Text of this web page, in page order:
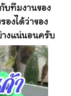
บทีมงานของ
องได้ว่าของ
งแน่นอนครับ